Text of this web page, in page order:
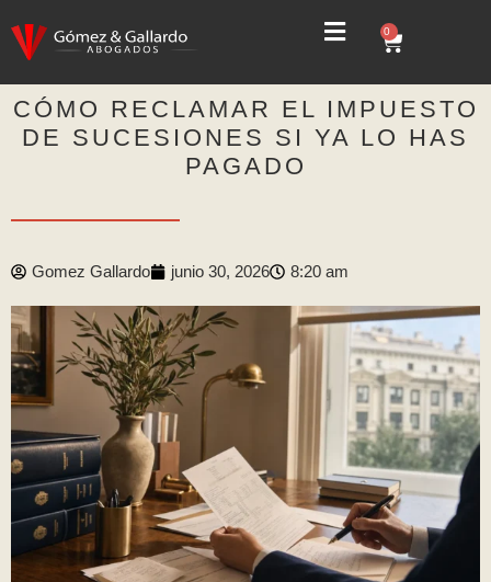
0
CÓMO RECLAMAR EL IMPUESTO
DE SUCESIONES SI YA LO HAS
PAGADO
Gomez Gallardo junio 30, 2026 8:20 am